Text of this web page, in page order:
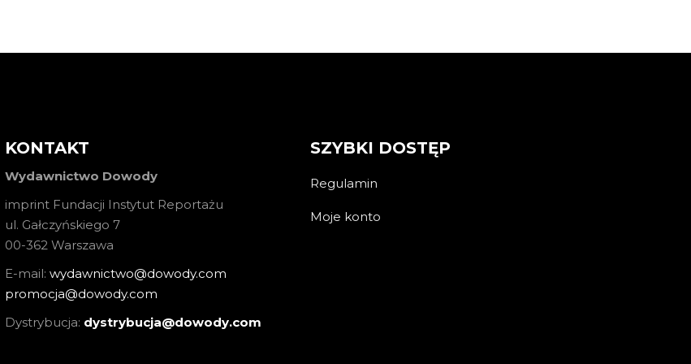
KONTAKT
Wydawnictwo Dowody
imprint Fundacji Instytut Reportażu
ul. Gałczyńskiego 7
00-362 Warszawa
E-mail: wydawnictwo@dowody.com
promocja@dowody.com
Dystrybucja: dystrybucja@dowody.com
SZYBKI DOSTĘP
Regulamin
Moje konto